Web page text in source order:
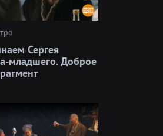
Сергея
младшего. Доброе